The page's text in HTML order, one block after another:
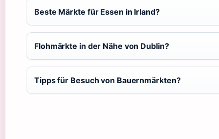
Beste Märkte für Essen in Irland?
Flohmärkte in der Nähe von Dublin?
Tipps für Besuch von Bauernmärkten?